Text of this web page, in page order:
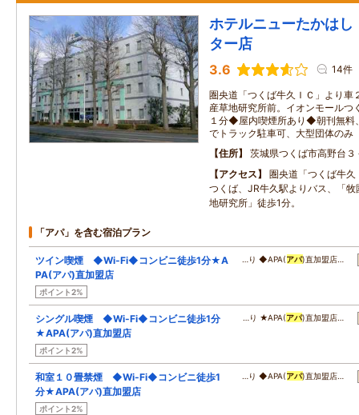
ホテルニューたかは
ター店
3.6 14件
圏央道「つくば牛久ＩＣ」より車
産草地研究所前。イオンモール
１分◆屋内喫煙所あり◆朝刊無料
でトラック駐車可、大型団体のみ
住所
茨城県つくば市高野台３
アクセス
圏央道「つくば牛
つくば、JR牛久駅よりバス、「
地研究所」徒歩1分。
「アパ」を含む宿泊プラン
ツイン喫煙 ◆Wi-Fi◆コンビニ徒歩1分★A
PA(アパ)直加盟店
ポイント2%
…り ◆APA(アパ)直加盟店…
シングル喫煙 ◆Wi-Fi◆コンビニ徒歩1分
★APA(アパ)直加盟店
ポイント2%
…り ★APA(アパ)直加盟店…
和室１０畳禁煙 ◆Wi-Fi◆コンビニ徒歩1
分★APA(アパ)直加盟店
ポイント2%
…り ◆APA(アパ)直加盟店…